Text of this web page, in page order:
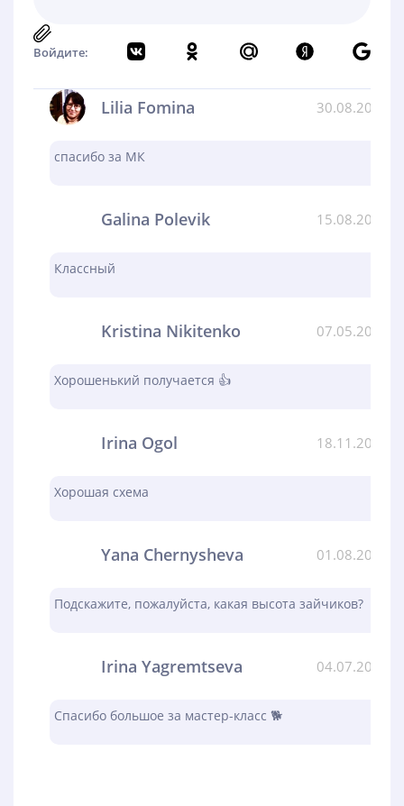
Войдите:
Lilia Fomina 30.08.2024
спасибо за МК
Galina Polevik 15.08.2024
Классный
Kristina Nikitenko 07.05.2024
Хорошенький получается 👍
Irina Ogol 18.11.2023
Хорошая схема
Yana Chernysheva 01.08.2023
Подскажите, пожалуйста, какая высота зайчиков?
Irina Yagremtseva 04.07.2023
Спасибо большое за мастер-класс 🐕